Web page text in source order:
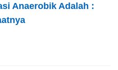
Anaerobik Adalah :